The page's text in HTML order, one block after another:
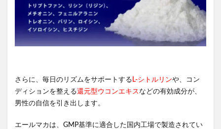
さらに、毎日のリズムをサポートする L-シトルリンや、コン
ディションを整える還元型ウコンエキス などの有効成分が、
男性の自信を引き出します。
エールマカは、GMP基準に適合した国内工場で製造されてい